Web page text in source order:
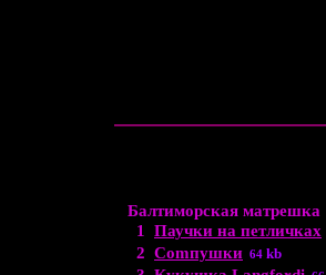
Балтиморская матрешка
1
Паучки на петличках
2 Comпушки 64 kb